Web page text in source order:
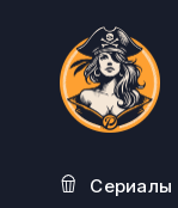
Сериалы